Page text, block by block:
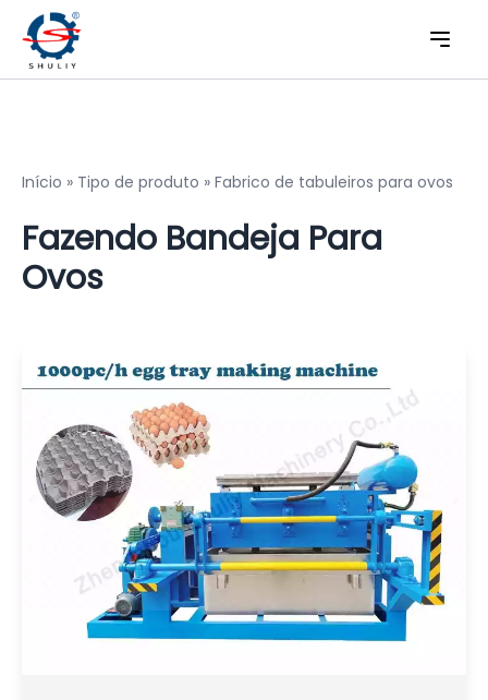
Início » Tipo de produto » Fabrico de tabuleiros para ovos
Fazendo Bandeja Para
Ovos